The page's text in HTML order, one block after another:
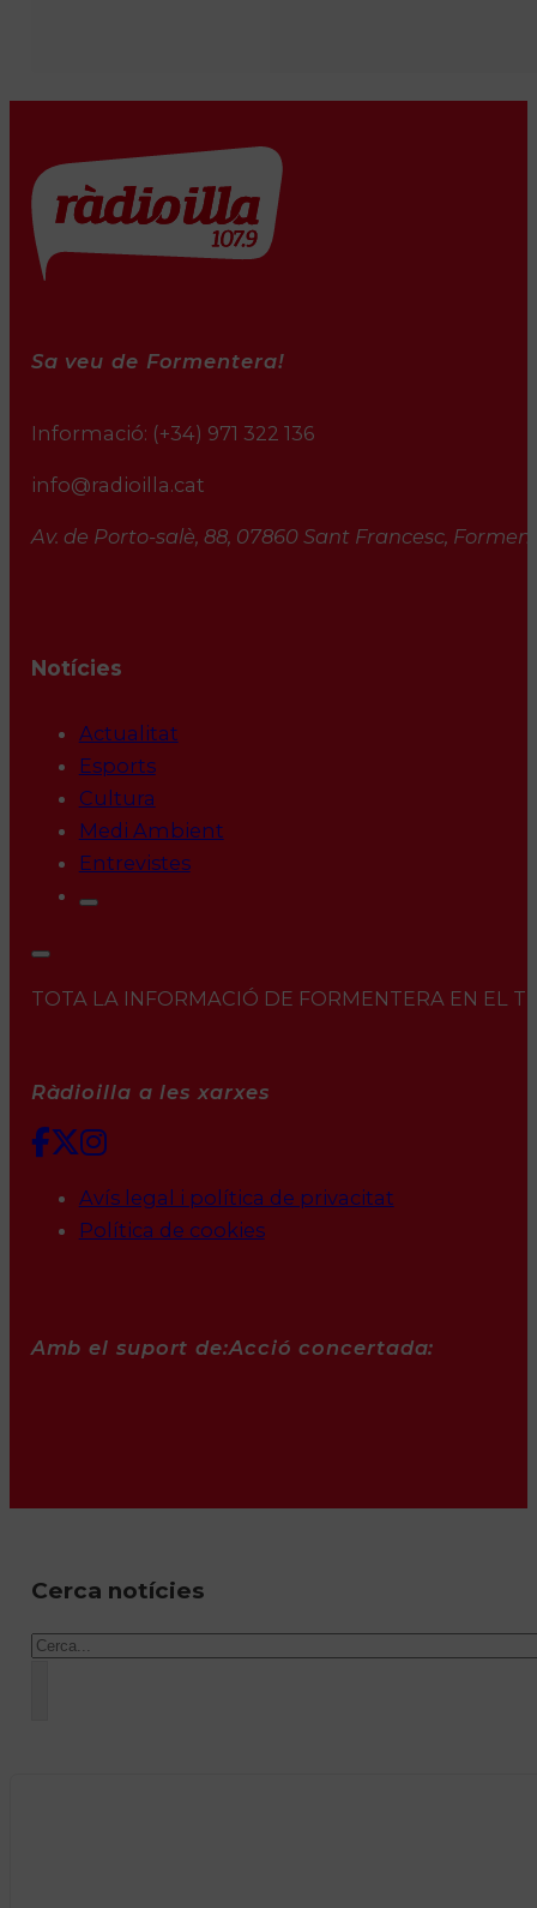
Sa veu de Formentera!
Informació: (+34) 971 322 136
info@radioilla.cat
Av. de Porto-salè, 88, 07860 Sant Francesc,
Notícies
Actualitat
Esports
Cultura
Medi Ambient
Entrevistes
TOTA LA INFORMACIÓ DE FORMENTERA EN EL
Ràdioilla a les xarxes
Avís legal i política de privacitat
Política de cookies
Amb el suport de:Acció concertada:
Cerca notícies
Cercar